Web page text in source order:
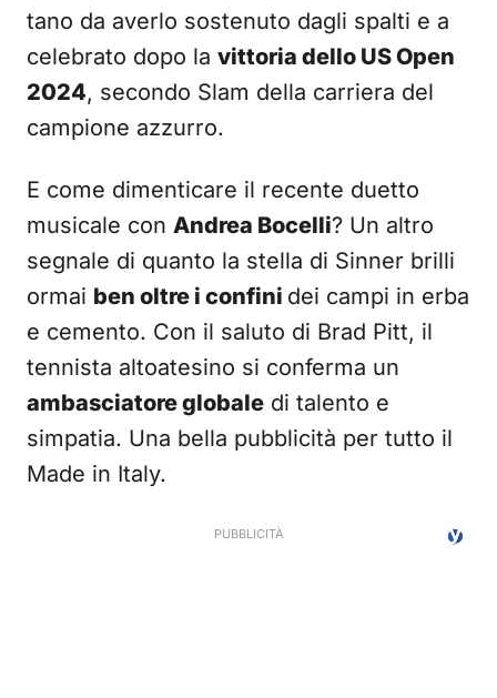
tano da averlo sostenuto dagli spalti e a
celebrato dopo la vittoria dello US Open
2024, secondo Slam della carriera del
campione azzurro.
E come dimenticare il recente duetto
musicale con Andrea Bocelli? Un altro
segnale di quanto la stella di Sinner brilli
ormai ben oltre i confini dei campi in erba
e cemento. Con il saluto di Brad Pitt, il
tennista altoatesino si conferma un
ambasciatore globale di talento e
simpatia. Una bella pubblicità per tutto il
Made in Italy.